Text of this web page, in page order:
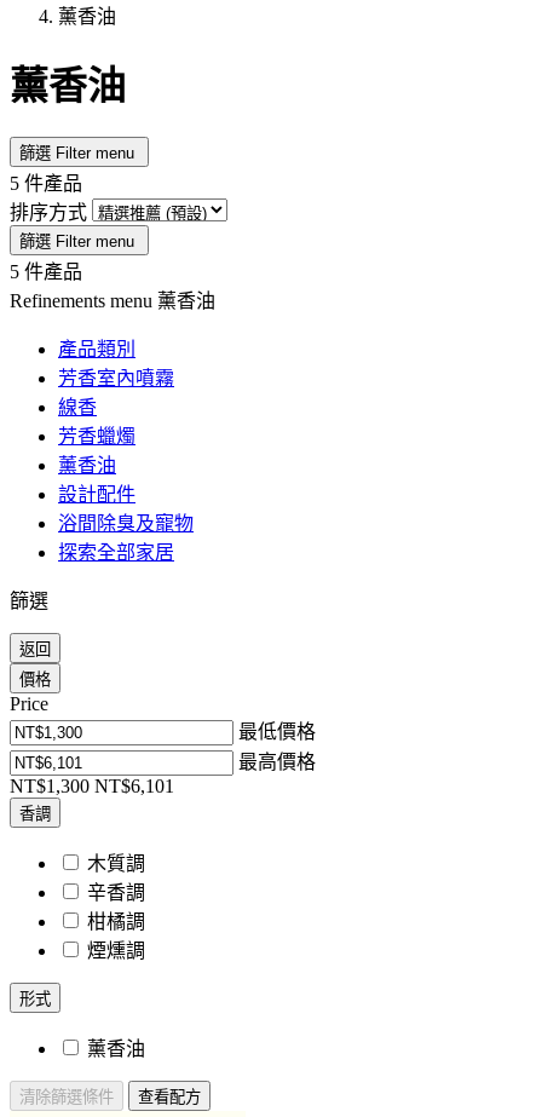
薰香油
薰香油
篩選 Filter menu
5 件產品
排序方式
篩選 Filter menu
5 件產品
Refinements menu 薰香油
產品類別
芳香室內噴霧
線香
芳香蠟燭
薰香油
設計配件
浴間除臭及寵物
探索全部家居
篩選
返回
價格
Price
最低價格
最高價格
NT$1,300 NT$6,101
香調
木質調
辛香調
柑橘調
煙燻調
形式
薰香油
清除篩選條件 查看配方